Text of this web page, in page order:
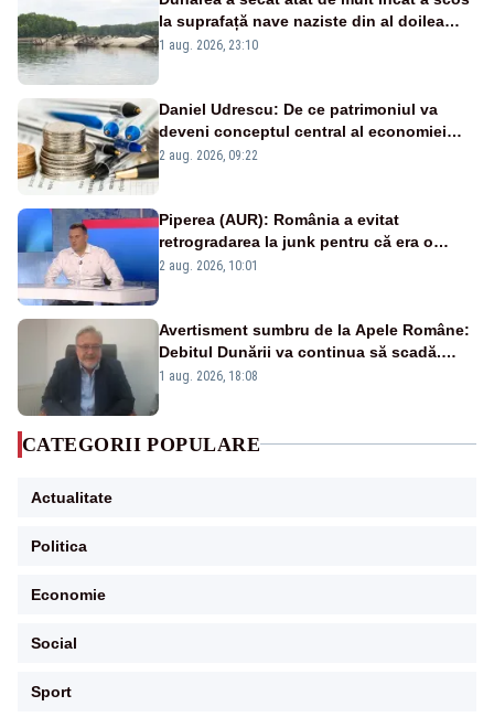
la suprafață nave naziste din al doilea
război mondial
1 aug. 2026, 23:10
Daniel Udrescu: De ce patrimoniul va
deveni conceptul central al economiei
viitoare?
2 aug. 2026, 09:22
Piperea (AUR): România a evitat
retrogradarea la junk pentru că era o
catastrofă pentru bănci și fondurile de
2 aug. 2026, 10:01
Avertisment sumbru de la Apele Române:
Debitul Dunării va continua să scadă.
Cernavodă s-ar putea închide în 4 zile
1 aug. 2026, 18:08
CATEGORII POPULARE
Actualitate
Politica
Economie
Social
Sport